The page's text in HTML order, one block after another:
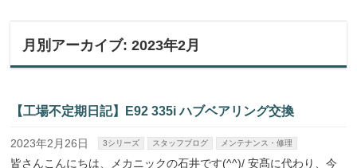
月別アーカイブ: 2023年2月
【工場不定期日記】E92 335i ハブベアリング交換
2023年2月26日 3シリーズ スタッフブログ メンテナンス・修理
皆さんこんにちは、メカニックの石井です(^^)/ 安髙に代わり、今